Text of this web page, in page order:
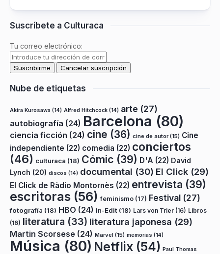
Suscríbete a Culturaca
Tu correo electrónico:
Nube de etiquetas
Akira Kurosawa (14) Alfred Hitchcock (14) arte (27)
autobiografía (24) Barcelona (80)
ciencia ficción (24) cine (36) cine de autor(15) Cine
independiente (22) comedia (22) conciertos
(46) culturaca (18) Cómic (39) D'A (22) David
Lynch (20) discos (14) documental (30) El Click (29)
El Click de Ràdio Montornès (22) entrevista (39)
escritoras (56) feminismo (17) Festival (27)
fotografía (18) HBO (24) In-Edit (18) Lars von Trier (16) Libros
(16) literatura (33) literatura japonesa (29)
Martin Scorsese (24) Marvel (15) memorias (14)
Música (80) Netflix (54) Paul Thomas